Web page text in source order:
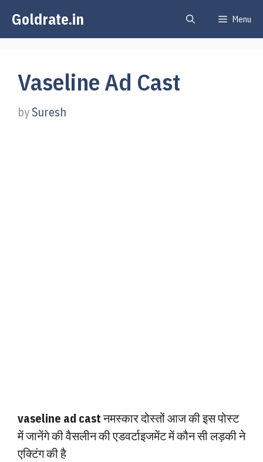
content
Goldrate.in Menu
Vaseline Ad Cast
bySuresh
vaseline ad castनमस्कार दोस्तों आज की इस पोस्ट
में जानेंगे की वैसलीन की एडवर्टाइजमेंट में कौन सी लड़की ने
एक्टिंग की है